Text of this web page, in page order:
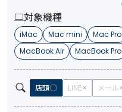
対象機種
iMac Mac mini Mac Pro
MacBook Air
MacBook Pro
店頭 LINE メール